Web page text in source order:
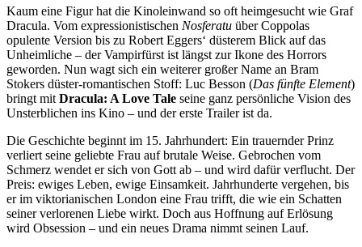
Kaum eine Figur hat die Kinoleinwand so oft heimgesucht wie Graf
Dracula. Vom expressionistischen Nosferatu über Coppolas
opulente Version bis zu Robert Eggers‘ düsterem Blick auf das
Unheimliche – der Vampirfürst ist längst zur Ikone des Horrors
geworden. Nun wagt sich ein weiterer großer Name an Bram
Stokers düster-romantischen Stoff: Luc Besson (Das fünfte Element)
bringt mit Dracula: A Love Tale seine ganz persönliche Vision des
Unsterblichen ins Kino – und der erste Trailer ist da.
Die Geschichte beginnt im 15. Jahrhundert: Ein trauernder Prinz
verliert seine geliebte Frau auf brutale Weise. Gebrochen vom
Schmerz wendet er sich von Gott ab – und wird dafür verflucht. Der
Preis: ewiges Leben, ewige Einsamkeit. Jahrhunderte vergehen, bis
er im viktorianischen London eine Frau trifft, die wie ein Schatten
seiner verlorenen Liebe wirkt. Doch aus Hoffnung auf Erlösung
wird Obsession – und ein neues Drama nimmt seinen Lauf.